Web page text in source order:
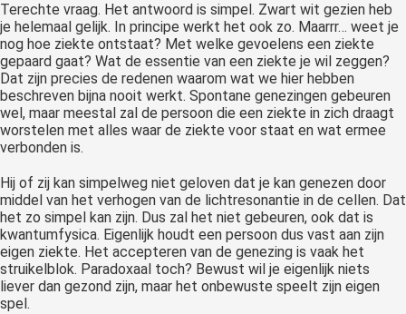
Terechte vraag. Het antwoord is simpel. Zwart wit gezien heb
je helemaal gelijk. In principe werkt het ook zo. Maarrr… weet je
nog hoe ziekte ontstaat? Met welke gevoelens een ziekte
gepaard gaat? Wat de essentie van een ziekte je wil zeggen?
Dat zijn precies de redenen waarom wat we hier hebben
beschreven bijna nooit werkt. Spontane genezingen gebeuren
wel, maar meestal zal de persoon die een ziekte in zich draagt
worstelen met alles waar de ziekte voor staat en wat ermee
verbonden is.
Hij of zij kan simpelweg niet geloven dat je kan genezen door
middel van het verhogen van de lichtresonantie in de cellen. Dat
het zo simpel kan zijn. Dus zal het niet gebeuren, ook dat is
kwantumfysica. Eigenlijk houdt een persoon dus vast aan zijn
eigen ziekte. Het accepteren van de genezing is vaak het
struikelblok. Paradoxaal toch? Bewust wil je eigenlijk niets
liever dan gezond zijn, maar het onbewuste speelt zijn eigen
spel.